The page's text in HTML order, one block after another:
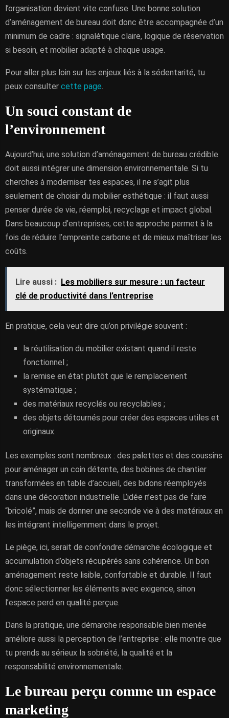
l’organisation devient vite confuse. Une bonne solution
d’aménagement de bureau doit donc être accompagnée d’un
minimum de cadre : signalétique claire, logique de réservation
si besoin, et mobilier adapté à chaque usage.
Pour aller plus loin sur les enjeux liés à la sédentarité, tu
peux consulter cette page.
Un souci constant de
l’environnement
Aujourd’hui, une solution d’aménagement de bureau crédible
doit aussi intégrer une dimension environnementale. Si tu
cherches à moderniser tes espaces, il ne s’agit plus
seulement de choisir du mobilier esthétique : il faut aussi
penser durée de vie, réemploi, recyclage et impact global.
Dans beaucoup d’entreprises, cette approche permet à la
fois de réduire l’empreinte carbone et de mieux maîtriser les
coûts.
Lire aussi : Les mobiliers sur mesure : un facteur
clé de productivité dans l’entreprise
En pratique, cela veut dire qu’on privilégie souvent :
la réutilisation du mobilier existant quand il reste
fonctionnel ;
la remise en état plutôt que le remplacement
systématique ;
des matériaux recyclés ou recyclables ;
des objets détournés pour créer des espaces utiles et
originaux.
Les exemples sont nombreux : des palettes et des coussins
pour aménager un coin détente, des bobines de chantier
transformées en table d’accueil, des bidons réemployés
dans une décoration industrielle. L’idée n’est pas de faire
“bricolé”, mais de donner une seconde vie à des matériaux en
les intégrant intelligemment dans le projet.
Le piège, ici, serait de confondre démarche écologique et
accumulation d’objets récupérés sans cohérence. Un bon
aménagement reste lisible, confortable et durable. Il faut
donc sélectionner les éléments avec exigence, sinon
l’espace perd en qualité perçue.
Dans la pratique, une démarche responsable bien menée
améliore aussi la perception de l’entreprise : elle montre que
tu prends au sérieux la sobriété, la qualité et la
responsabilité environnementale.
Le bureau perçu comme un espace
marketing